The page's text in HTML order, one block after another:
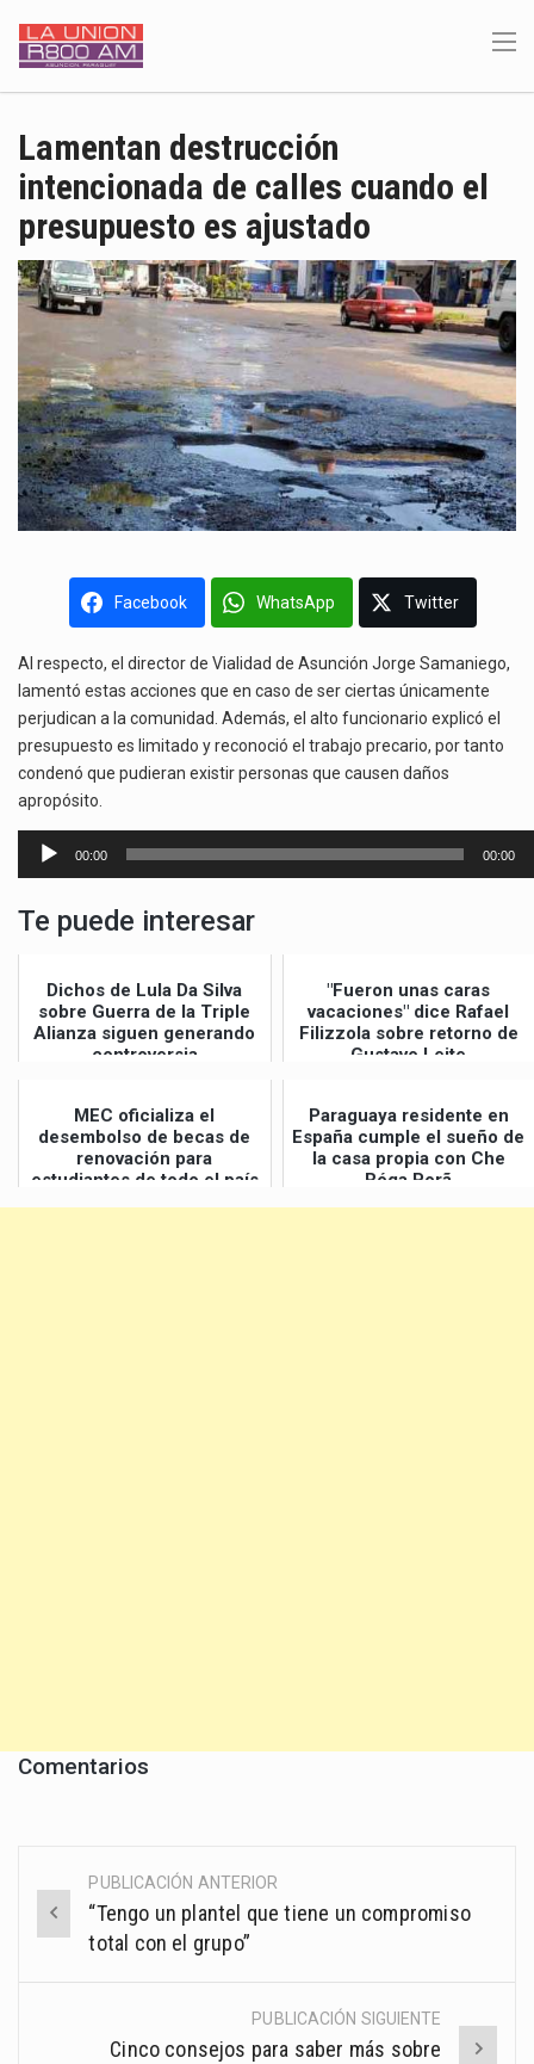
Lamentan destrucción
intencionada de calles cuando el
presupuesto es ajustado
Facebook WhatsApp Twitter
Al respecto, el director de Vialidad de Asunción Jorge Samaniego,
lamentó estas acciones que en caso de ser ciertas únicamente
perjudican a la comunidad. Además, el alto funcionario explicó el
presupuesto es limitado y reconoció el trabajo precario, por tanto
condenó que pudieran existir personas que causen daños
apropósito.
Reproductor
00:00 00:00
Te puede interesar
Dichos de Lula Da Silva
sobre Guerra de la Triple
Alianza siguen generando
controversia
"Fueron unas caras
vacaciones" dice Rafael
Filizzola sobre retorno de
Gustavo Leite
MEC oficializa el
desembolso de becas de
renovación para
estudiantes de todo el país
Paraguaya residente en
España cumple el sueño de
la casa propia con Che
Róga Porã
Comentarios
Post
navigation
PUBLICACIÓN ANTERIOR
“Tengo un plantel que tiene un compromiso
total con el grupo”
PUBLICACIÓN SIGUIENTE
Cinco consejos para saber más sobre